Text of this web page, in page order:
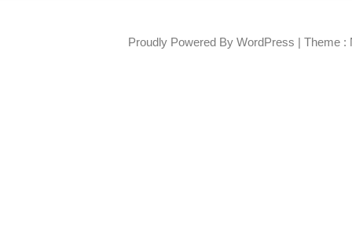
Proudly Powered By WordPress | Theme :